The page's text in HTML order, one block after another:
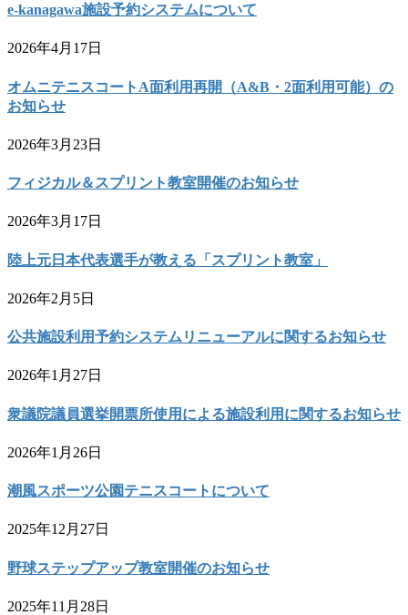
e-kanagawa施設予約システムについて
2026年4月17日
オムニテニスコートA面利用再開（A&B・2面利用可能）の
お知らせ
2026年3月23日
フィジカル＆スプリント教室開催のお知らせ
2026年3月17日
陸上元日本代表選手が教える「スプリント教室」
2026年2月5日
公共施設利用予約システムリニューアルに関するお知らせ
2026年1月27日
衆議院議員選挙開票所使用による施設利用に関するお知らせ
2026年1月26日
潮風スポーツ公園テニスコートについて
2025年12月27日
野球ステップアップ教室開催のお知らせ
2025年11月28日